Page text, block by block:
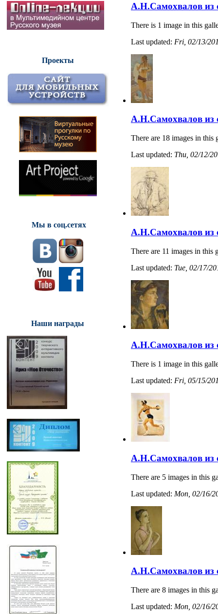
Проекты
Мы в соц.сетях
Наши награды
А.Н.Самохвалов
There is 1 image in this
Last updated: Fri, 02/13/
А.Н.Самохвалов
There are 18 images in this
Last updated: Thu, 02/12/
А.Н.Самохвалов из
There are 11 images in this
Last updated: Tue, 02/17/
А.Н.Самохвалов
There is 1 image in this
Last updated: Fri, 05/15/
А.Н.Самохвалов
There are 5 images in this
Last updated: Mon, 02/16/
А.Н.Самохвалов
There are 8 images in this
Last updated: Mon, 02/16/